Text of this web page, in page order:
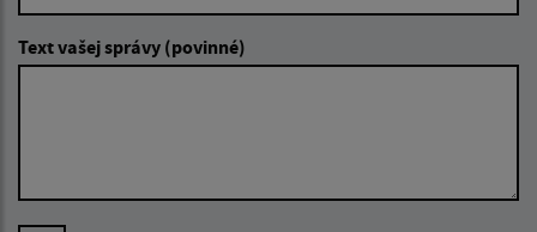
Text vašej správy (povinné)